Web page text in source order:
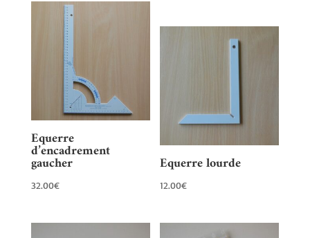
Equerre
d’encadrement
gaucher
32.00€
Equerre lourde
12.00€